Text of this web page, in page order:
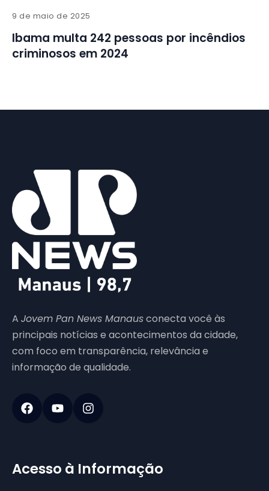
9 de maio de 2025
Ibama multa 242 pessoas por incêndios
criminosos em 2024
A Jovem Pan News Manausconecta você às
principais notícias e acontecimentos da cidade,
com foco em transparência, relevância e
informação de qualidade.
Acesso à Informação